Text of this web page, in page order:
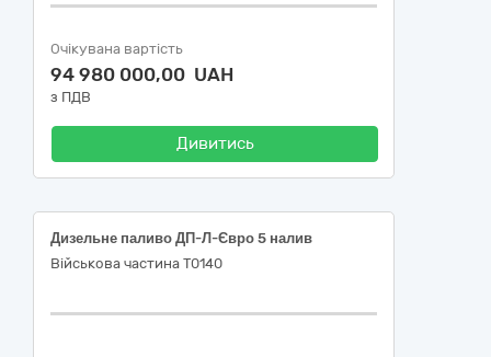
Очікувана вартість
94 980 000,00 UAH
з ПДВ
Дивитись
Дизельне паливо ДП-Л-Євро 5 налив
Військова частина Т0140